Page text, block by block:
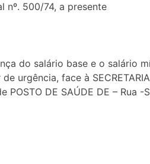
nº. 500/74, a presente
do salário base e o salário
face à SECRETARIA
DE SAÚDE DE – Rua